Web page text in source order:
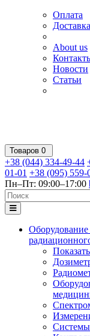
Оплата
Доставка
About us
Новости
Статьи
Товаров 0
+38 (044) 334-49-44
01-01 +38 (095) 559-
Пн–Пт: 09:00–17:00
Оборудование
Системы